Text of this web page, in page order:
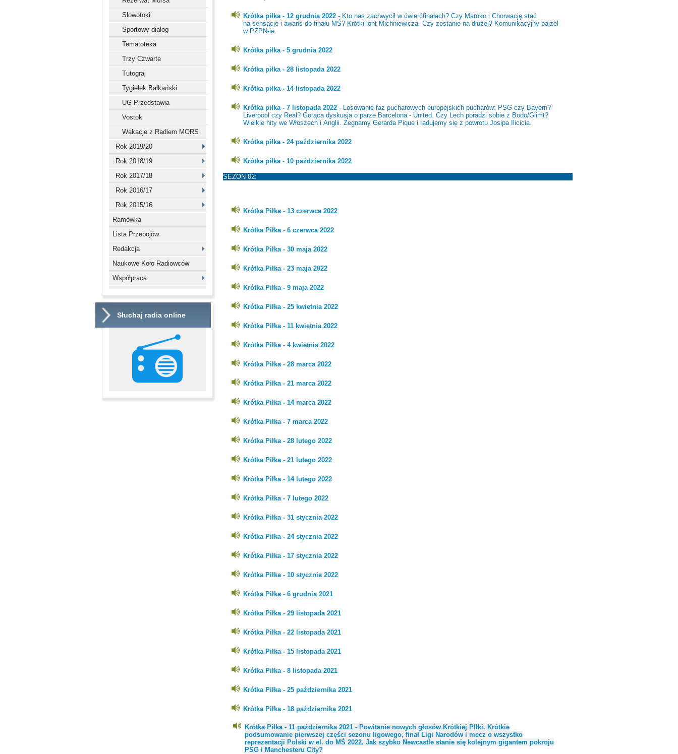
Słowotoki
Sportowy dialog
Tematoteka
Trzy Czwarte
Tutograj
Tygielek Bałkański
UG Przedstawia
Vostok
Wakacje z Radiem MORS
Rok 2019/20
Rok 2018/19
Rok 2017/18
Rok 2016/17
Rok 2015/16
Ramówka
Lista Przebojów
Redakcja
Naukowe Koło Radiowców
Współpraca
Słuchaj radia online
Krótka piłka - 12 grudnia 2022 - Kto nas zachwycił w ćwierćfinałach? Czy Maroko i Chorwację stać
na sensacje i awans do finału MŚ? Krótki lont Michniewicza. Czy zostanie na dłużej? Komunikacyjny bajzel
w PZPN-ie.
Krótka piłka - 5 grudnia 2022
Krótka piłka - 28 listopada 2022
Krótka piłka - 14 listopada 2022
Krótka piłka - 7 listopada 2022 - Losowanie faz pucharowych europejskich pucharów: PSG czy Bayern?
Liverpool czy Real? Gorąca dyskusja o parze Barcelona - United. Czy Lech poradzi sobie z Bodo/Glimt?
Wielkie hity we Włoszech i Anglii. Żegnamy Gerarda Pique i radujemy się z powrotu Josipa Ilicicia.
Krótka piłka - 24 października 2022
Krótka piłka - 10 października 2022
SEZON 02:
Krótka Piłka - 13 czerwca 2022
Krótka Piłka - 6 czerwca 2022
Krótka Piłka - 30 maja 2022
Krótka Piłka - 23 maja 2022
Krótka Piłka - 9 maja 2022
Krótka Piłka - 25 kwietnia 2022
Krótka Piłka - 11 kwietnia 2022
Krótka Piłka - 4 kwietnia 2022
Krótka Piłka - 28 marca 2022
Krótka Piłka - 21 marca 2022
Krótka Piłka - 14 marca 2022
Krótka Piłka - 7 marca 2022
Krótka Piłka - 28 lutego 2022
Krótka Piłka - 21 lutego 2022
Krótka Piłka - 14 lutego 2022
Krótka Piłka - 7 lutego 2022
Krótka Piłka - 31 stycznia 2022
Krótka Piłka - 24 stycznia 2022
Krótka Piłka - 17 stycznia 2022
Krótka Piłka - 10 stycznia 2022
Krótka Piłka - 6 grudnia 2021
Krótka Piłka - 29 listopada 2021
Krótka Piłka - 22 listopada 2021
Krótka Piłka - 15 listopada 2021
Krótka Piłka - 8 listopada 2021
Krótka Piłka - 25 października 2021
Krótka Piłka - 18 października 2021
Krótka Piłka - 11 października 2021 - Powitanie nowych głosów Krótkiej PIłki. Krótkie
podsumowanie pierwszej części sezonu ligowego, finał Ligi Narodów i mecz o wszystko
reprezentacji Polski w el. do MŚ 2022. Jak szybko Newcastle stanie się kolejnym gigantem pokroju
PSG i Manchesteru City?